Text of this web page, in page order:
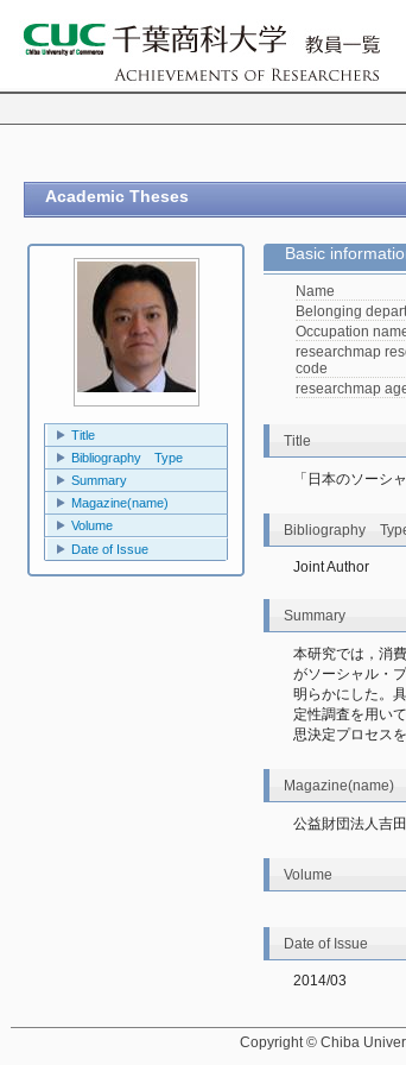
Academic Theses
Title
Bibliography Type
Summary
Magazine(name)
Volume
Date of Issue
Basic
Name
Belonging
Occupation
researchmap
code
researchmap
Title
「日本のソーシ
Bibliography
Joint Author
Summary
本研究では，消
がソーシャル・
明らかにした。
定性調査を用い
思決定プロセス
Magazine(name)
公益財団法人吉
Volume
Date of Issue
2014/03